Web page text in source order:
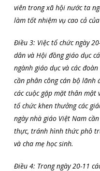
viên trong xã hội nước ta
làm tốt nhiệm vụ cao cả
Điều 3: Việc tổ chức ngày
dân và Hội đồng giáo dục
ngành giáo dục và các
cần phân công cán bộ lãnh
các cuộc gặp mặt thân mật
tổ chức khen thưởng các
ngày nhà giáo Việt Nam
thực, tránh hình thức phô
và cha mẹ học sinh.
Điều 4: Trong ngày 20-11